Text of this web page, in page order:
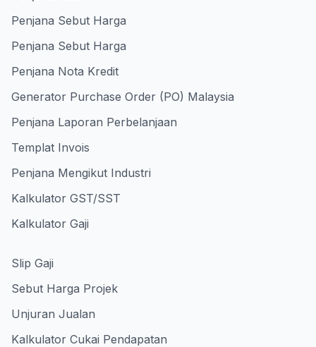
Penjana Sebut Harga
Penjana Sebut Harga
Penjana Nota Kredit
Generator Purchase Order (PO) Malaysia
Penjana Laporan Perbelanjaan
Templat Invois
Penjana Mengikut Industri
Kalkulator GST/SST
Kalkulator Gaji
Slip Gaji
Sebut Harga Projek
Unjuran Jualan
Kalkulator Cukai Pendapatan